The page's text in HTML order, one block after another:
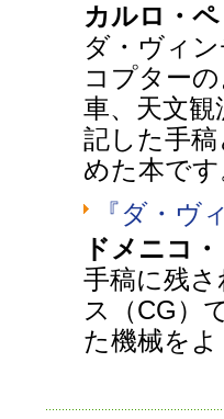
カルロ・
ダ・ヴィ
コプター
車、天文
記した手
めた本で
『ダ・ヴ
ドメニコ
手稿に残
ス（CG）
た機械を